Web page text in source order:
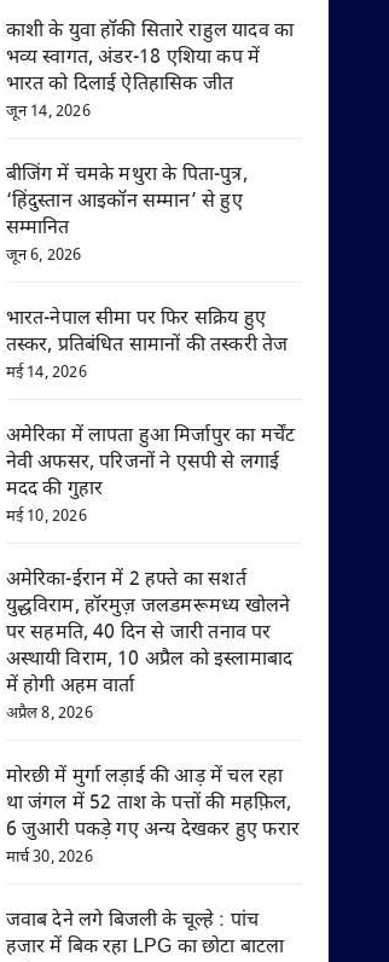
काशी के युवा हॉकी सितारे राहुल यादव का
भव्य स्वागत, अंडर-18 एशिया कप में
भारत को दिलाई ऐतिहासिक जीत
जून 14, 2026
बीजिंग में चमके मथुरा के पिता-पुत्र,
‘हिंदुस्तान आइकॉन सम्मान’ से हुए
सम्मानित
जून 6, 2026
भारत-नेपाल सीमा पर फिर सक्रिय हुए
तस्कर, प्रतिबंधित सामानों की तस्करी तेज
मई 14, 2026
अमेरिका में लापता हुआ मिर्जापुर का मर्चेंट
नेवी अफसर, परिजनों ने एसपी से लगाई
मदद की गुहार
मई 10, 2026
अमेरिका-ईरान में 2 हफ्ते का सशर्त
युद्धविराम, हॉरमुज़ जलडमरूमध्य खोलने
पर सहमति, 40 दिन से जारी तनाव पर
अस्थायी विराम, 10 अप्रैल को इस्लामाबाद
में होगी अहम वार्ता
अप्रैल 8, 2026
मोरछी में मुर्गा लड़ाई की आड़ में चल रहा
था जंगल में 52 ताश के पत्तों की महफ़िल,
6 जुआरी पकड़े गए अन्य देखकर हुए फरार
मार्च 30, 2026
जवाब देने लगे बिजली के चूल्हे : पांच
हजार में बिक रहा LPG का छोटा बाटला